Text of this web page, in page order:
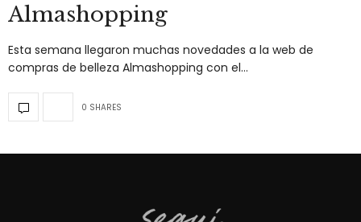
Almashopping
Esta semana llegaron muchas novedades a la web de
compras de belleza Almashopping con el…
0 SHARES